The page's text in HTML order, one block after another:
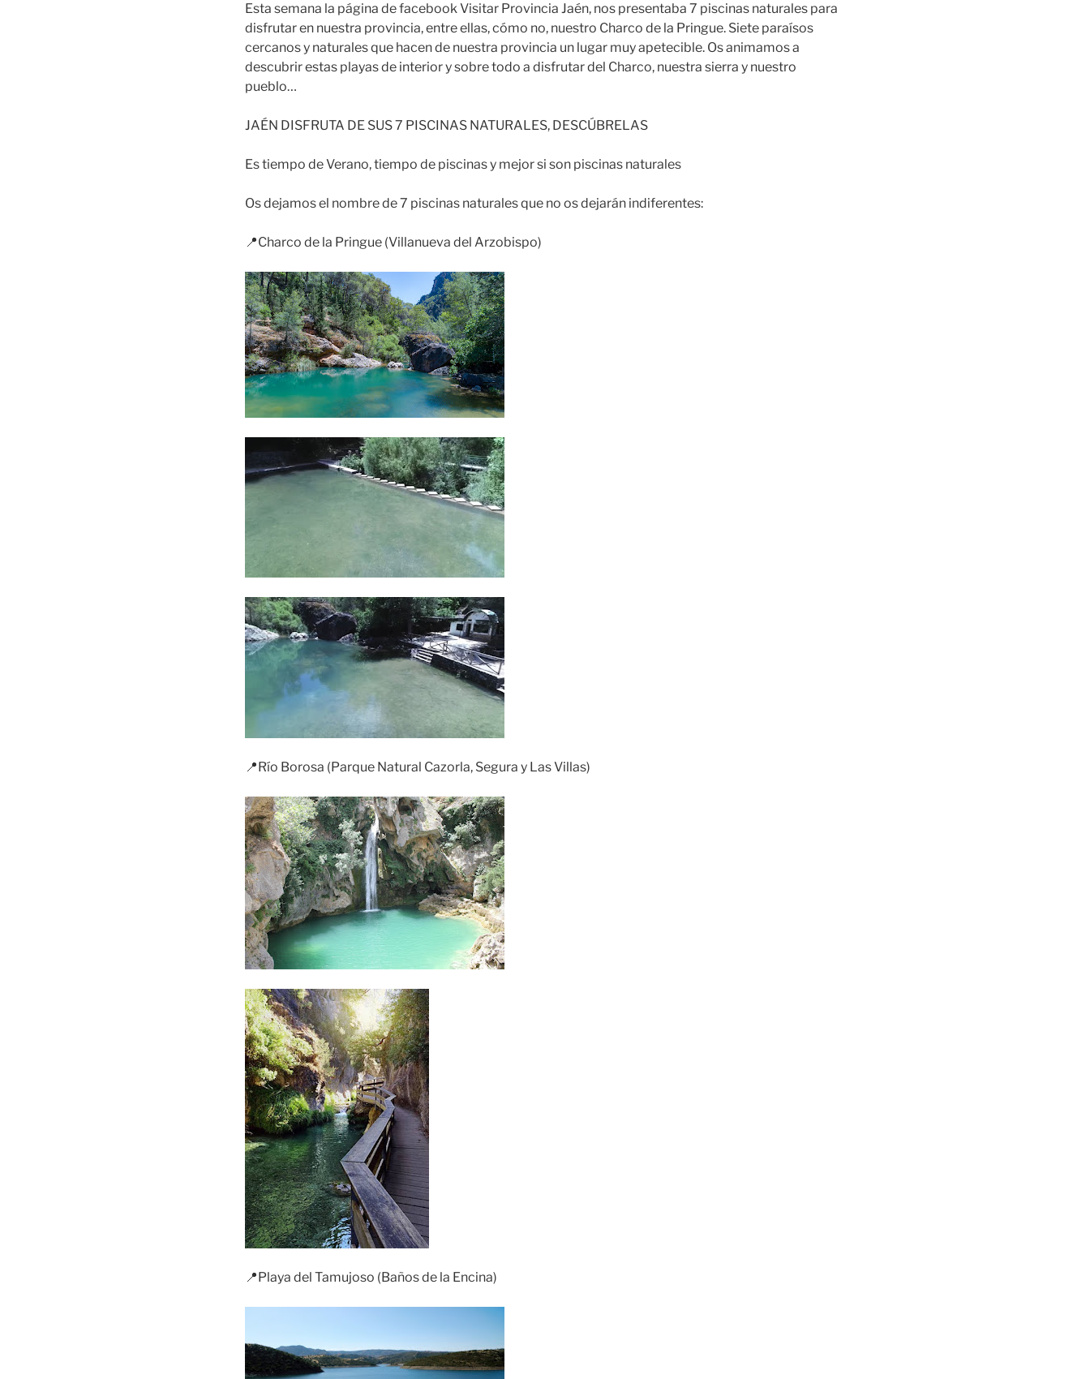
Esta semana la página de facebook Visitar Provincia Jaén, nos presentaba 7 piscinas naturales para
disfrutar en nuestra provincia, entre ellas, cómo no, nuestro Charco de la Pringue. Siete paraísos
cercanos y naturales que hacen de nuestra provincia un lugar muy apetecible. Os animamos a
descubrir estas playas de interior y sobre todo a disfrutar del Charco, nuestra sierra y nuestro
pueblo…
JAÉN DISFRUTA DE SUS 7 PISCINAS NATURALES, DESCÚBRELAS
Es tiempo de Verano, tiempo de piscinas y mejor si son piscinas naturales
Os dejamos el nombre de 7 piscinas naturales que no os dejarán indiferentes:
📍Charco de la Pringue (Villanueva del Arzobispo)
📍Río Borosa (Parque Natural Cazorla, Segura y Las Villas)
📍Playa del Tamujoso (Baños de la Encina)